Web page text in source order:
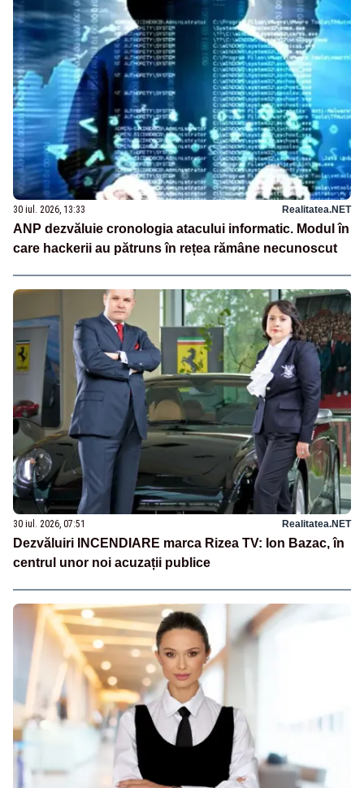
30 iul. 2026, 13:33 Realitatea.NET
ANP dezvăluie cronologia atacului informatic. Modul în
care hackerii au pătruns în rețea rămâne necunoscut
30 iul. 2026, 07:51 Realitatea.NET
Dezvăluiri INCENDIARE marca Rizea TV: Ion Bazac, în
centrul unor noi acuzații publice